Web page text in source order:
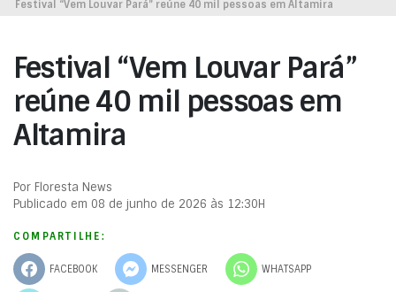
Festival “Vem Louvar Pará” reúne 40 mil pessoas em Altamira
Festival “Vem Louvar Pará”
reúne 40 mil pessoas em
Altamira
Por Floresta News
Publicado em 08 de junho de 2026 às 12:30H
COMPARTILHE:
FACEBOOK MESSENGER WHATSAPP